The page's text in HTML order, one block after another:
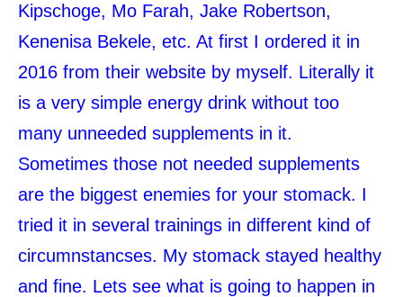
Kipschoge, Mo Farah, Jake Robertson,
Kenenisa Bekele, etc. At first I ordered it in
2016 from their website by myself. Literally it
is a very simple energy drink without too
many unneeded supplements in it.
Sometimes those not needed supplements
are the biggest enemies for your stomack. I
tried it in several trainings in different kind of
circumnstancses. My stomack stayed healthy
and fine. Lets see what is going to happen in